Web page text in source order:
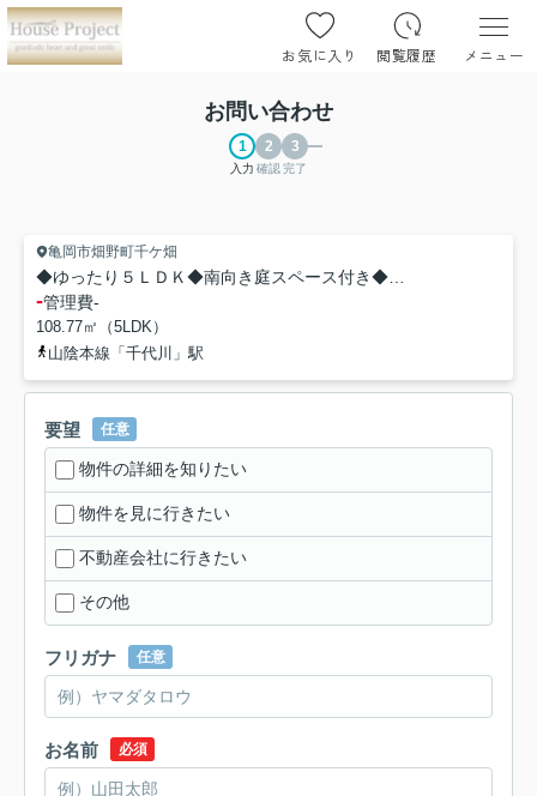
お気に入り 閲覧履歴 メニュー
お問い合わせ
入力 確認完了
亀岡市畑野町千ケ畑
-管理費-
108.77㎡（5LDK）
山陰本線「千代川」駅
要望 任意
物件の詳細を知りたい
物件を見に行きたい
不動産会社に行きたい
その他
フリガナ 任意
お名前 必須